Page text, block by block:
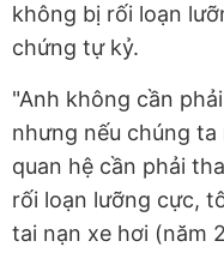
không bị rối loạn
chứng tự kỷ.
"Anh không cần
nhưng nếu chúng
quan hệ cần phải
rối loạn lưỡng cực,
tai nạn xe hơi (năm